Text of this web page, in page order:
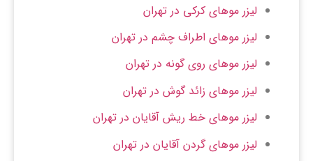
لیزر موهای کرکی در تهران
لیزر موهای اطراف چشم در تهران
لیزر موهای روی گونه در تهران
لیزر موهای زائد گوش در تهران
لیزر موهای خط ریش آقایان در تهران
لیزر موهای گردن آقایان در تهران